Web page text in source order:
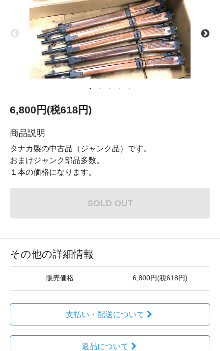
6,800円(税618円)
商品説明
タナカ製の中古品（ジャンク品）です。
おまけジャンク部品多数。
１本の価格になります。
SOLD OUT
その他の詳細情報
販売価格 6,800円(税618円)
支払い・配送について
返品について